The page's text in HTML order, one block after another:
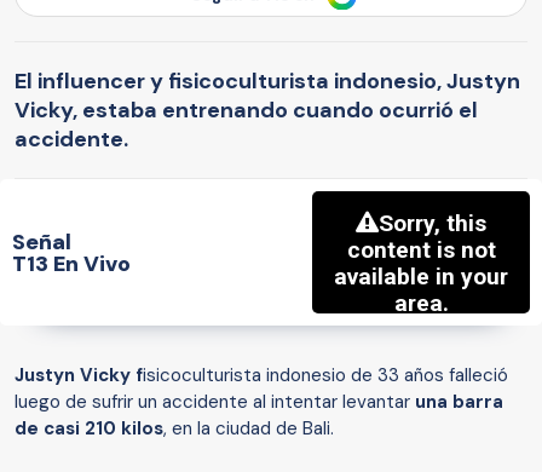
El influencer y fisicoculturista indonesio, Justyn
Vicky, estaba entrenando cuando ocurrió el
accidente.
Señal
T13 En Vivo
Justyn Vicky fisicoculturista indonesio de 33 años falleció
luego de sufrir un accidente al intentar levantar una barra
de casi 210 kilos, en la ciudad de Bali.